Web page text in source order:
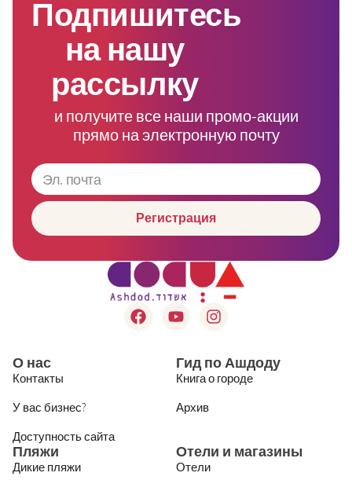
Подпишитесь
на нашу
рассылку
и получите все наши промо-акции
прямо на электронную почту
Регистрация
О нас
Контакты
У вас бизнес?
Доступность сайта
Гид по Ашдоду
Книга о городе
Архив
Пляжи
Дикие пляжи
Отели и магазины
Отели